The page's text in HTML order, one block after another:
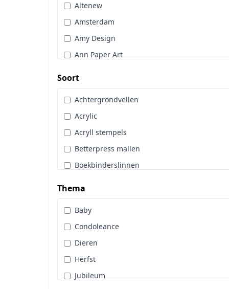
Designpapier
Distress Oxide Spray
Distress Spritz
Divers
Dot & Do
Embossingpoeder
Embosssingfolder
Enveloppen
Gereedschappen
Hangers
Hobbytijdschrift
Inkt
Kleurpotloden
Knipvellen
Lijm & Tape
Linnenkarton
Lint
Altenew
Amsterdam
Amy Design
Ann Paper Art
Art Impressions
Art Journaling
Berrie's Beauties
By Karin Joan
Cadence
Card Deco
CarlijnDesign
Copic
Craft & You
Crealies
Soort
Achtergrondvellen
Acrylic
Acryll stempels
Betterpress mallen
Boekbinderslinnen
Cards Only
Diamond Paint
Diversen
Glitters
Hobbydots
Hoeken en Randen
Thema
Baby
Condoleance
Dieren
Herfst
Jubileum